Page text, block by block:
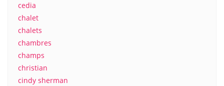
cedia
chalet
chalets
chambres
champs
christian
cindy sherman